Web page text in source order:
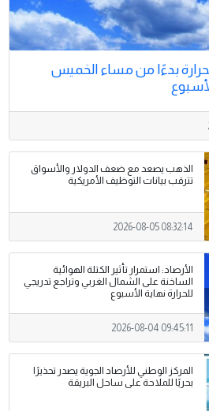
بدءًا من مساء الخميس
الذهب يصعد مع ضعف الدولار والأسواق
تترقب بيانات التوظيف الأمريكية
2026-08-05 08:32:14
الأرصاد: استمرار تأثير الكتلة الهوائية
الساخنة على الشمال الغربي وتراجع تدريجي
للحرارة نهاية الأسبوع
2026-08-04 09:45:11
المركز الوطني للأرصاد الجوية يصدر تحذيرًا
بحريًا للملاحة على ساحل البريقة